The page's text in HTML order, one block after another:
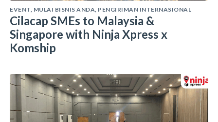
EVENT, MULAI BISNIS ANDA, PENGIRIMAN INTERNASIONAL
Cilacap SMEs to Malaysia &
Singapore with Ninja Xpress x
Komship